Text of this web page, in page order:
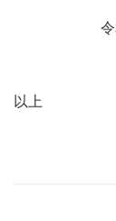
令和７年
以上